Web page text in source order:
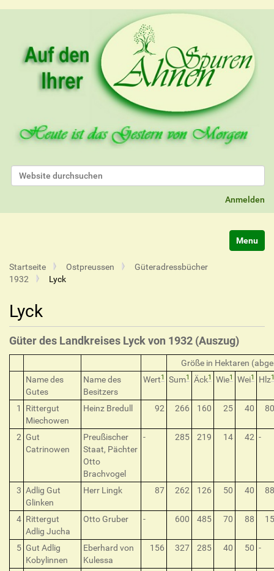
Website durchsuchen
Anmelden
Startseite Ostpreussen
Güteradressbücher
1932
Lyck
Lyck
Güter des Landkreises Lyck von 1932 (Auszug)
Größe in Hektaren
Name des
Gutes
Name des
Besitzers
Wert1 Sum1 Äck1 Wie1 Wei1 Hlz1
1
Rittergut
Miechowen
Heinz Bredull 92 266 160 25 40 80
2 Gut
Catrinowen
Preußischer
Staat, Pächter
Otto
Brachvogel
- 285 219 14 42 -
3 Adlig Gut
Glinken
Herr Lingk 87 262 126 50 40 88
4 Rittergut
Adlig Jucha
Otto Gruber - 600 485 70 88 15
5 Gut Adlig
Kobylinnen
Eberhard von
Kulessa
156 327 285 40 50 -